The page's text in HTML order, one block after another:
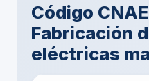
Código
Fabricación
eléctricas